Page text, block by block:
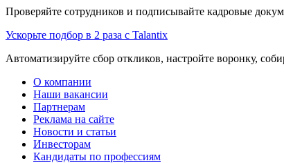
Проверяйте сотрудников и подписывайте кадровые
Ускорьте подбор в 2 раза с Talantix
Автоматизируйте сбор откликов, настройте воронку,
О компании
Наши вакансии
Партнерам
Реклама на сайте
Новости и статьи
Инвесторам
Кандидаты по профессиям